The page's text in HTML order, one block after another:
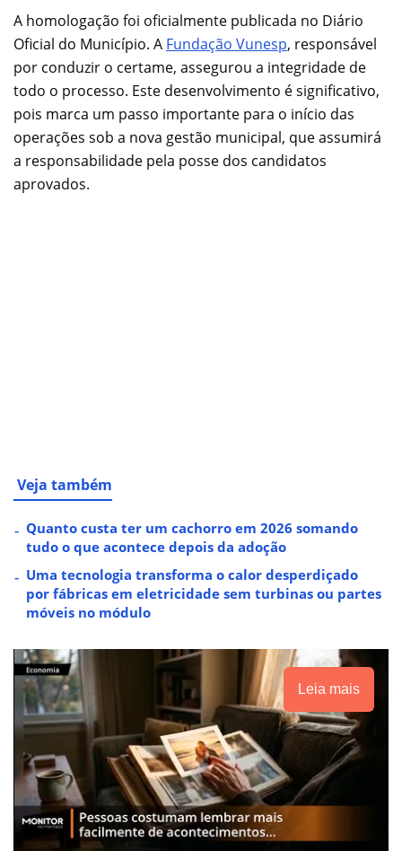
A homologação foi oficialmente publicada no Diário
Oficial do Município. A Fundação Vunesp, responsável
por conduzir o certame, assegurou a integridade de
todo o processo. Este desenvolvimento é significativo,
pois marca um passo importante para o início das
operações sob a nova gestão municipal, que assumirá
a responsabilidade pela posse dos candidatos
aprovados.
Veja também
Quanto custa ter um cachorro em 2026 somando
tudo o que acontece depois da adoção
Uma tecnologia transforma o calor desperdiçado
por fábricas em eletricidade sem turbinas ou partes
móveis no módulo
Leia mais